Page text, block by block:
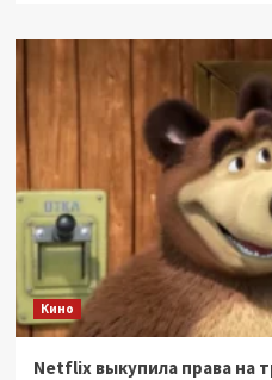
Кино
Netflix выкупила права на